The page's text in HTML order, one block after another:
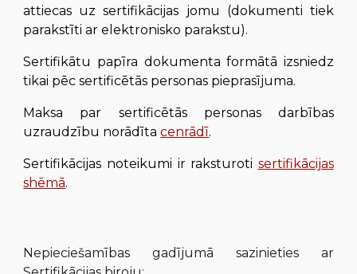
attiecas uz sertifikācijas jomu (dokumenti tiek
parakstīti ar elektronisko parakstu).
Sertifikātu papīra dokumenta formātā izsniedz
tikai pēc sertificētās personas pieprasījuma.
Maksa par sertificētās personas darbības
uzraudzību norādītacenrādī.
Sertifikācijas noteikumi ir raksturoti sertifikācijas
shēmā.
Nepieciešamības gadījumā sazinieties ar